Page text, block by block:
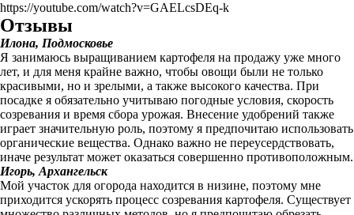
https://youtube.com/watch?v=GAELcsDEq-k
Отзывы
Илона, Подмосковье
Я занимаюсь выращиванием картофеля на продажу уже много
лет, и для меня крайне важно, чтобы овощи были не только
красивыми, но и зрелыми, а также высокого качества. При
посадке я обязательно учитываю погодные условия, скорость
созревания и время сбора урожая. Внесение удобрений также
играет значительную роль, поэтому я предпочитаю использовать
органические вещества. Однако важно не переусердствовать,
иначе результат может оказаться совершенно противоположным.
Игорь, Архангельск
Мой участок для огорода находится в низине, поэтому мне
приходится ускорять процесс созревания картофеля. Существует